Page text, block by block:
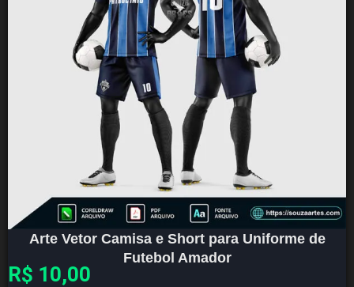
Arte Vetor Camisa e Short para Uniforme de
Futebol Amador
R$ 10,00